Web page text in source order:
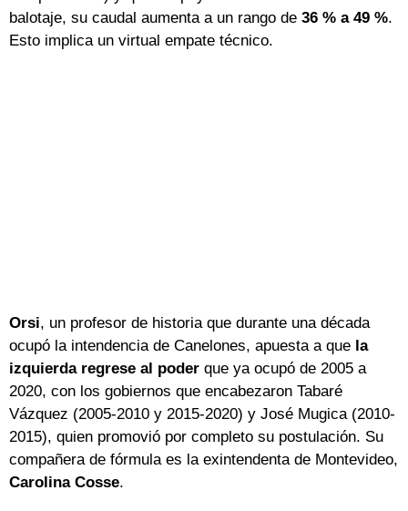
balotaje, su caudal aumenta a un rango de 36 % a 49 %.
Esto implica un virtual empate técnico.
Orsi, un profesor de historia que durante una década
ocupó la intendencia de Canelones, apuesta a que la
izquierda regrese al poder que ya ocupó de 2005 a
2020, con los gobiernos que encabezaron Tabaré
Vázquez (2005-2010 y 2015-2020) y José Mugica (2010-
2015), quien promovió por completo su postulación. Su
compañera de fórmula es la exintendenta de Montevideo,
Carolina Cosse.